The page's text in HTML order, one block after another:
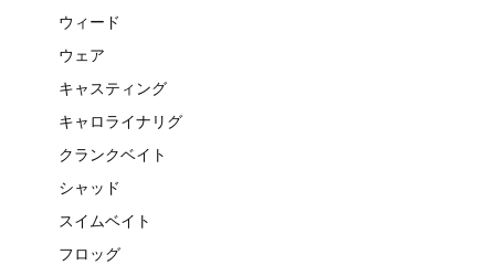
ウィード
ウェア
キャスティング
キャロライナリグ
クランクベイト
シャッド
スイムベイト
フロッグ